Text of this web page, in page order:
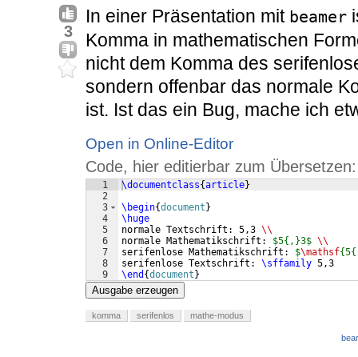
3
In einer Präsentation mit beamer
Komma in mathematischen
nicht dem Komma des
sondern offenbar das normale
ist. Ist das ein Bug, mache ich
Open in Online-Editor
Code, hier editierbar zum Übersetzen:
1
2
3
4
5
6
7
8
9
\documentclass{article}
\begin{document }
\huge
normale Textschrift: 5,3 \\
normale Mathematikschrift: $5{,}3$ \\
serifenlose Mathematikschrift: $\mathsf
serifenlose Textschrift: \sffamily 5,3
\end {document }
Ausgabe erzeugen
komma serifenlos mathe-modus